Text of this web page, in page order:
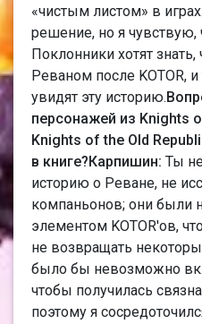
«чистым листом» в
решение, но я чувствую,
Поклонники хотят
Реваном после KOTOR,
увидят эту историю.
персонажей из Knights
Knights of the Old
в книге?Карпишин: Ты
историю о Реване, не
компаньонов; они были
элементом KOTOR'ов,
не возвращать
было бы невозможно
чтобы получилась
поэтому я